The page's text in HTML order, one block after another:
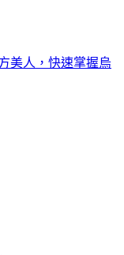
美人，快速掌握烏